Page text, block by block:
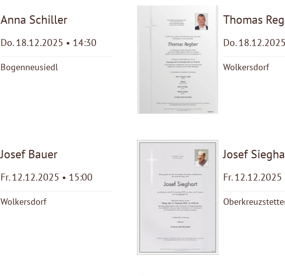
Anna Schiller
Do. 18.12.2025 • 14:30
Bogenneusiedl
Thomas
Do.
Wolkersdorf
Josef Bauer
Fr. 12.12.2025 • 15:00
Wolkersdorf
Josef
Fr.